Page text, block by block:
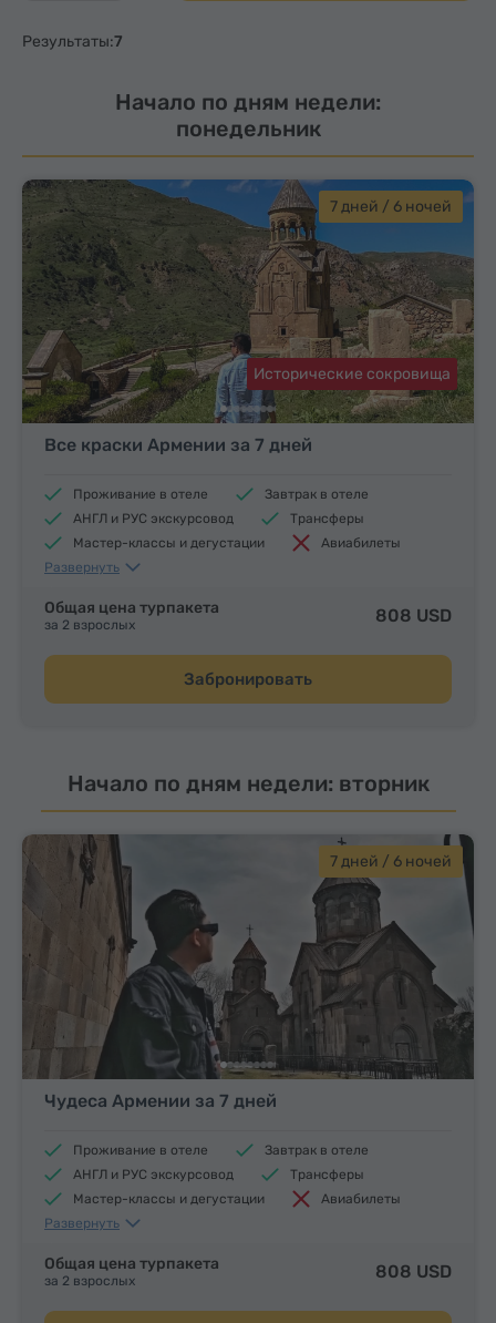
Результаты:7
Начало по дням недели:
понедельник
7 дней / 6 ночей
Все краски Армении за 7 дней
Исторические сокровища
Проживание в отеле
Завтрак в отеле
АНГЛ и РУС экскурсовод
Трансферы
Мастер-классы и дегустации
Авиабилеты
Обеды и ужины
Развернуть
Общая цена турпакета
за 2 взрослых 808 USD
Забронировать
Начало по дням недели: вторник
7 дней / 6 ночей
Чудеса Армении за 7 дней
Проживание в отеле
Завтрак в отеле
АНГЛ и РУС экскурсовод
Трансферы
Мастер-классы и дегустации
Авиабилеты
Обеды и ужины
Развернуть
Общая цена турпакета
за 2 взрослых 808 USD